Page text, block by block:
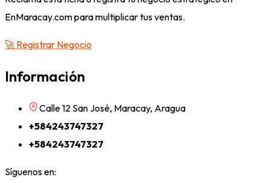
EnMaracay.com para multiplicar tus ventas.
🚀 Registrar Negocio
Información
Calle 12 San José, Maracay, Aragua
+584243747327
+584243747327
Síguenos en: